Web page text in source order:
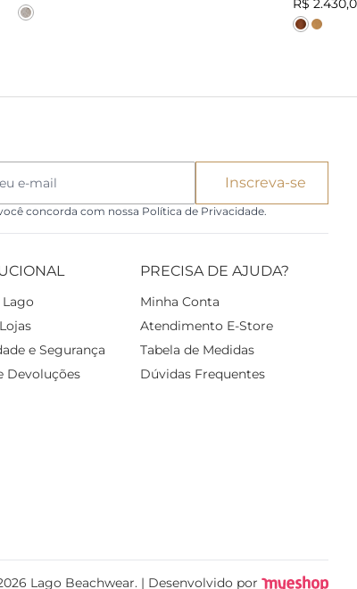
Cor
R$
CorCor
Inscreva-se
concorda com nossa Política de Privacidade.
Lago
e Segurança
Devoluções
PRECISA DE AJUDA?
Minha Conta
Atendimento E-Store
Tabela de Medidas
Dúvidas Frequentes
Lago Beachwear. | Desenvolvido por